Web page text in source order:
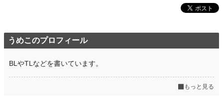
うめこのプロフィール
BLやTLなどを書いています。
もっと見る